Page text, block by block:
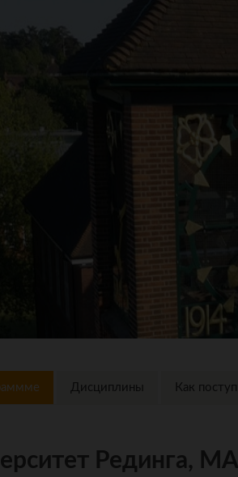
Дисциплины Как
Рединга,